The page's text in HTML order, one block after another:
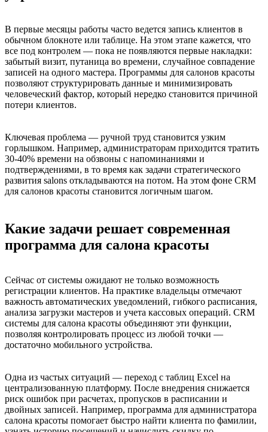
В первые месяцы работы часто ведется запись клиентов в
обычном блокноте или таблице. На этом этапе кажется, что
все под контролем — пока не появляются первые накладки:
забытый визит, путаница во времени, случайное совпадение
записей на одного мастера. Программы для салонов красоты
позволяют структурировать данные и минимизировать
человеческий фактор, который нередко становится причиной
потери клиентов.
Ключевая проблема — ручной труд становится узким
горлышком. Например, администраторам приходится тратить
30-40% времени на обзвоны с напоминаниями и
подтверждениями, в то время как задачи стратегического
развития salons откладываются на потом. На этом фоне CRM
для салонов красоты становится логичным шагом.
Какие задачи решает современная
программа для салона красоты
Сейчас от системы ожидают не только возможность
регистрации клиентов. На практике владельцы отмечают
важность автоматических уведомлений, гибкого расписания,
анализа загрузки мастеров и учета кассовых операций. CRM
системы для салона красоты объединяют эти функции,
позволяя контролировать процесс из любой точки —
достаточно мобильного устройства.
Одна из частых ситуаций — переход с таблиц Excel на
централизованную платформу. После внедрения снижается
риск ошибок при расчетах, пропусков в расписании и
двойных записей. Например, программа для администратора
салона красоты помогает быстро найти клиента по фамилии,